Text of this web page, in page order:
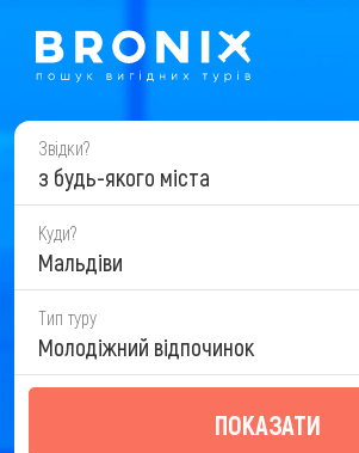
Звідки?
з будь-якого міста
Куди?
Мальдіви
Тип туру
Молодіжний відпочинок
ПОКАЗАТИ